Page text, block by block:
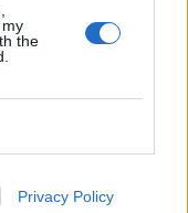
the
Privacy Policy
Banda
1º lugar no
Valência